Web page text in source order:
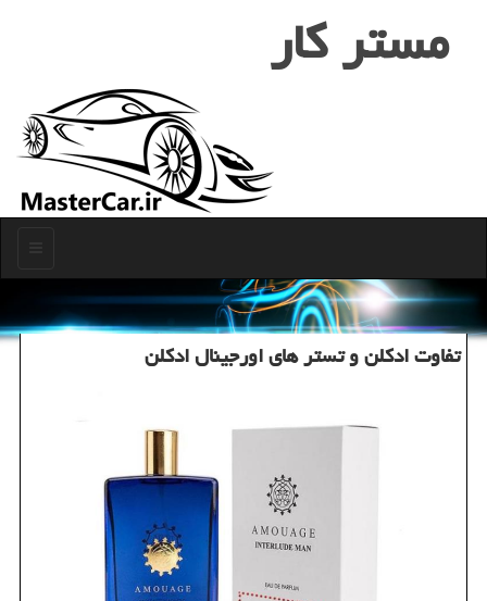
مستر كار
تفاوت ادكلن و تستر های اورجینال ادكلن